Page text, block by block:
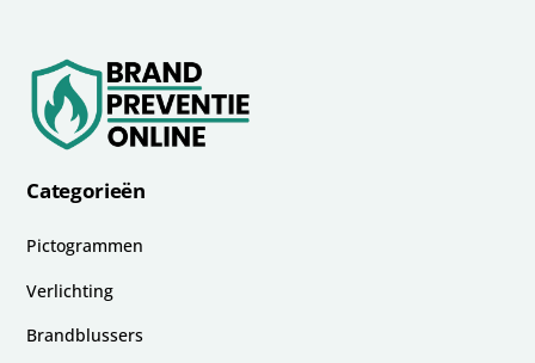
Categorieën
Pictogrammen
Verlichting
Brandblussers